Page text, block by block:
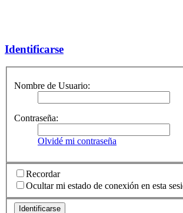
Identificarse
Nombre de Usuario:
Contraseña:
Olvidé mi contraseña
Recordar
Ocultar mi estado de conexión en esta